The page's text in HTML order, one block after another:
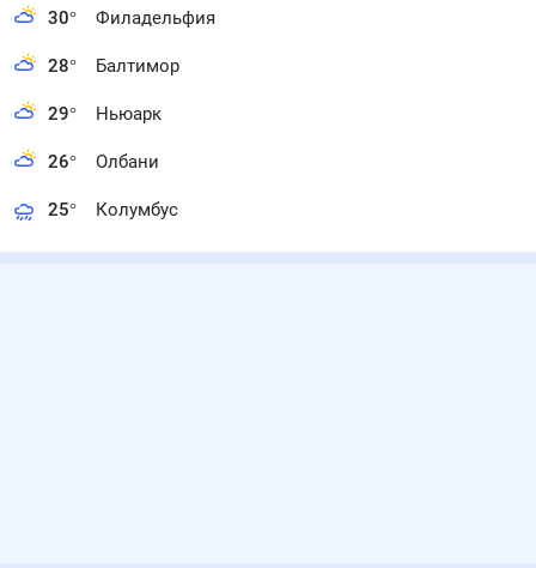
30° Филадельфия
28° Балтимор
29° Ньюарк
26° Олбани
25° Колумбус